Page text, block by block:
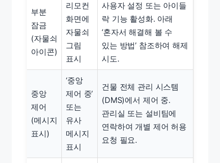
부분
잠금
(자물쇠
아이콘)
리모컨
화면에
자물쇠
그림
표시
사용자 설정 또는 아이들
락 기능 활성화. 아래
‘혼자서 해결해 볼 수
있는 방법’ 참조하여 해제
시도.
중앙
제어
(메시지
표시)
‘중앙
제어 중’
또는
유사
메시지
표시
건물 전체 관리 시스템
(DMS)에서 제어 중.
관리실 또는 설비팀에
연락하여 개별 제어 허용
요청 필요.